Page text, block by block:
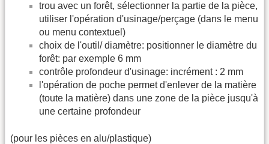
trou avec un forêt, sélectionner la partie de la pièce,
utiliser l'opération d'usinage/perçage (dans le menu
ou menu contextuel)
choix de l'outil/ diamètre: positionner le diamètre du
forêt: par exemple 6 mm
contrôle profondeur d'usinage: incrément : 2 mm
l'opération de poche permet d'enlever de la matière
(toute la matière) dans une zone de la pièce jusqu'à
une certaine profondeur
(pour les pièces en alu/plastique)